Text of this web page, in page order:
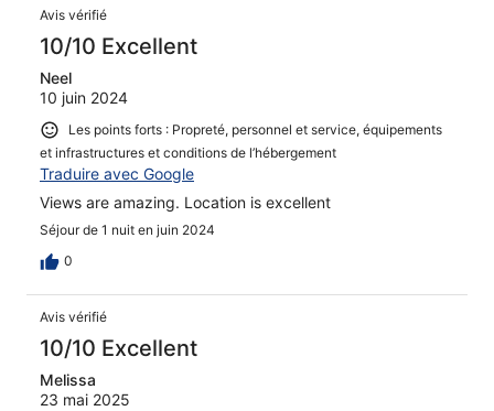
Avis vérifié
10/10 Excellent
Neel
10 juin 2024
Les points forts : Propreté, personnel et service, équipements
et infrastructures et conditions de l’hébergement
Traduire avec Google
Views are amazing. Location is excellent
Séjour de 1 nuit en juin 2024
0
Avis vérifié
10/10 Excellent
Melissa
23 mai 2025